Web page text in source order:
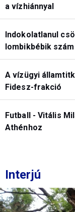
a vízhiánnyal
Indokolatlanul
lombikbébik
A vízügyi
Fidesz-frakció
Futball - Vitális
Athénhoz
Interjú